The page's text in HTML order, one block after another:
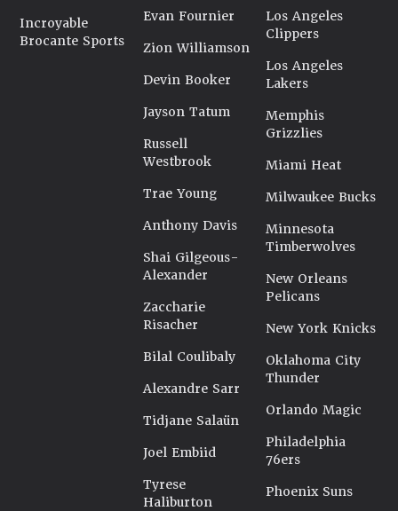
Incroyable
Brocante Sports
Evan Fournier
Zion Williamson
Devin Booker
Jayson Tatum
Russell
Westbrook
Trae Young
Anthony Davis
Shai Gilgeous-
Alexander
Zaccharie
Risacher
Bilal Coulibaly
Alexandre Sarr
Tidjane Salaün
Joel Embiid
Tyrese
Haliburton
Los Angeles
Clippers
Los Angeles
Lakers
Memphis
Grizzlies
Miami Heat
Milwaukee Bucks
Minnesota
Timberwolves
New Orleans
Pelicans
New York Knicks
Oklahoma City
Thunder
Orlando Magic
Philadelphia
76ers
Phoenix Suns